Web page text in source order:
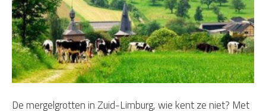
De mergelgrotten in Zuid-Limburg, wie kent ze niet? Met